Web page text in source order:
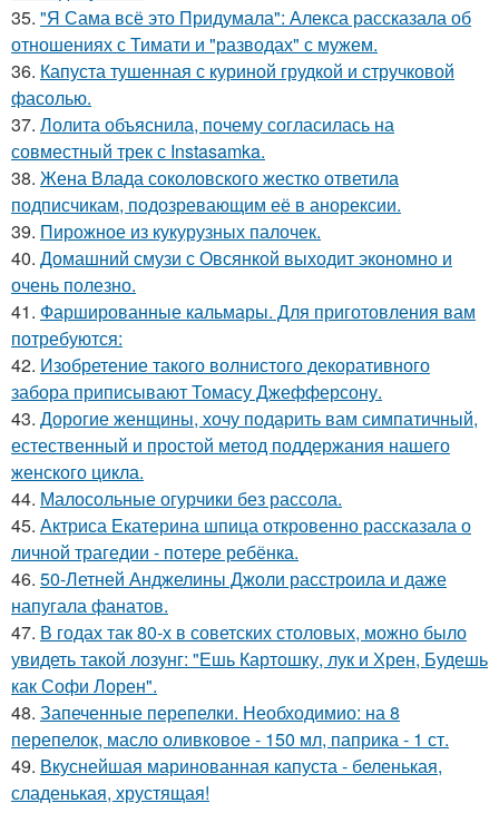
35. "Я Сама всё это Придумала": Алекса рассказала об
отношениях с Тимати и "разводах" с мужем.
36. Капуста тушенная с куриной грудкой и стручковой
фасолью.
37. Лолита объяснила, почему согласилась на
совместный трек с Instasamka.
38. Жена Влада соколовского жестко ответила
подписчикам, подозревающим её в анорексии.
39. Пирожное из кукурузных палочек.
40. Домашний смузи с Овсянкой выходит экономно и
очень полезно.
41. Фаршированные кальмары. Для приготовления вам
потребуются:
42. Изобретение такого волнистого декоративного
забора приписывают Томасу Джефферсону.
43. Дорогие женщины, хочу подарить вам симпатичный,
естественный и простой метод поддержания нашего
женского цикла.
44. Малосольные огурчики без рассола.
45. Актриса Екатерина шпица откровенно рассказала о
личной трагедии - потере ребёнка.
46. 50-Летней Анджелины Джоли расстроила и даже
напугала фанатов.
47. В годах так 80-х в советских столовых, можно было
увидеть такой лозунг: "Ешь Картошку, лук и Хрен, Будешь
как Софи Лорен".
48. Запеченные перепелки. Необходимио: на 8
перепелок, масло оливковое - 150 мл, паприка - 1 ст.
49. Вкуснейшая маринованная капуста - беленькая,
сладенькая, хрустящая!